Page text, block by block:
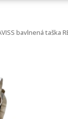
bavlnená taška